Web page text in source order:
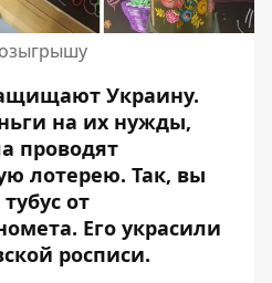
Украину.
на их нужды,
проводят
лотерею. Так, вы
от
Его украсили
росписи.